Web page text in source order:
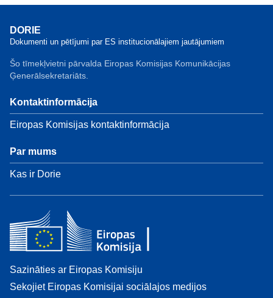
DORIE
Dokumenti un pētījumi par ES institucionālajiem jautājumiem
Šo tīmekļvietni pārvalda Eiropas Komisijas Komunikācijas
Ģenerālsekretariāts.
Kontaktinformācija
Eiropas Komisijas kontaktinformācija
Par mums
Kas ir Dorie
Sazināties ar Eiropas Komisiju
Sekojiet Eiropas Komisijai sociālajos medijos